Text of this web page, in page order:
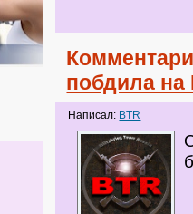
побдила на
Написал: BTR